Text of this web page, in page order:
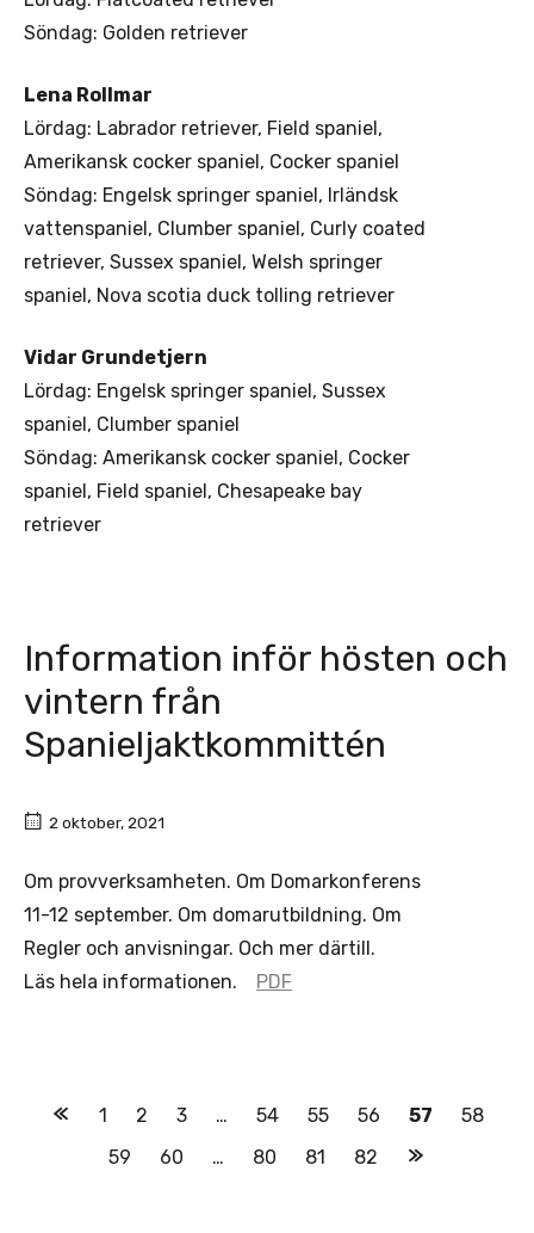
Söndag: Golden retriever
Lena Rollmar
Lördag: Labrador retriever, Field spaniel,
Amerikansk cocker spaniel, Cocker spaniel
Söndag: Engelsk springer spaniel, Irländsk
vattenspaniel, Clumber spaniel, Curly coated
retriever, Sussex spaniel, Welsh springer
spaniel, Nova scotia duck tolling retriever
Vidar Grundetjern
Lördag: Engelsk springer spaniel, Sussex
spaniel, Clumber spaniel
Söndag: Amerikansk cocker spaniel, Cocker
spaniel, Field spaniel, Chesapeake bay
retriever
Information inför hösten och
vintern från
Spanieljaktkommittén
2 oktober, 2021
Om provverksamheten. Om Domarkonferens
11-12 september. Om domarutbildning. Om
Regler och anvisningar. Och mer därtill.
Läs hela informationen. PDF
Posts
navigation
1 2 3 … 54 55 56 57
58
59
60 … 80 81 82